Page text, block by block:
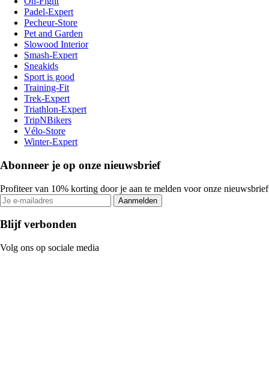
Padel-Expert
Pecheur-Store
Pet and Garden
Slowood Interior
Smash-Expert
Sneakids
Sport is good
Training-Fit
Trek-Expert
Triathlon-Expert
TripNBikers
Vélo-Store
Winter-Expert
Abonneer je op onze nieuwsbrief
Profiteer van 10% korting door je aan te melden voor onze nieuwsbrief
Aanmelden
Blijf verbonden
Volg ons op sociale media